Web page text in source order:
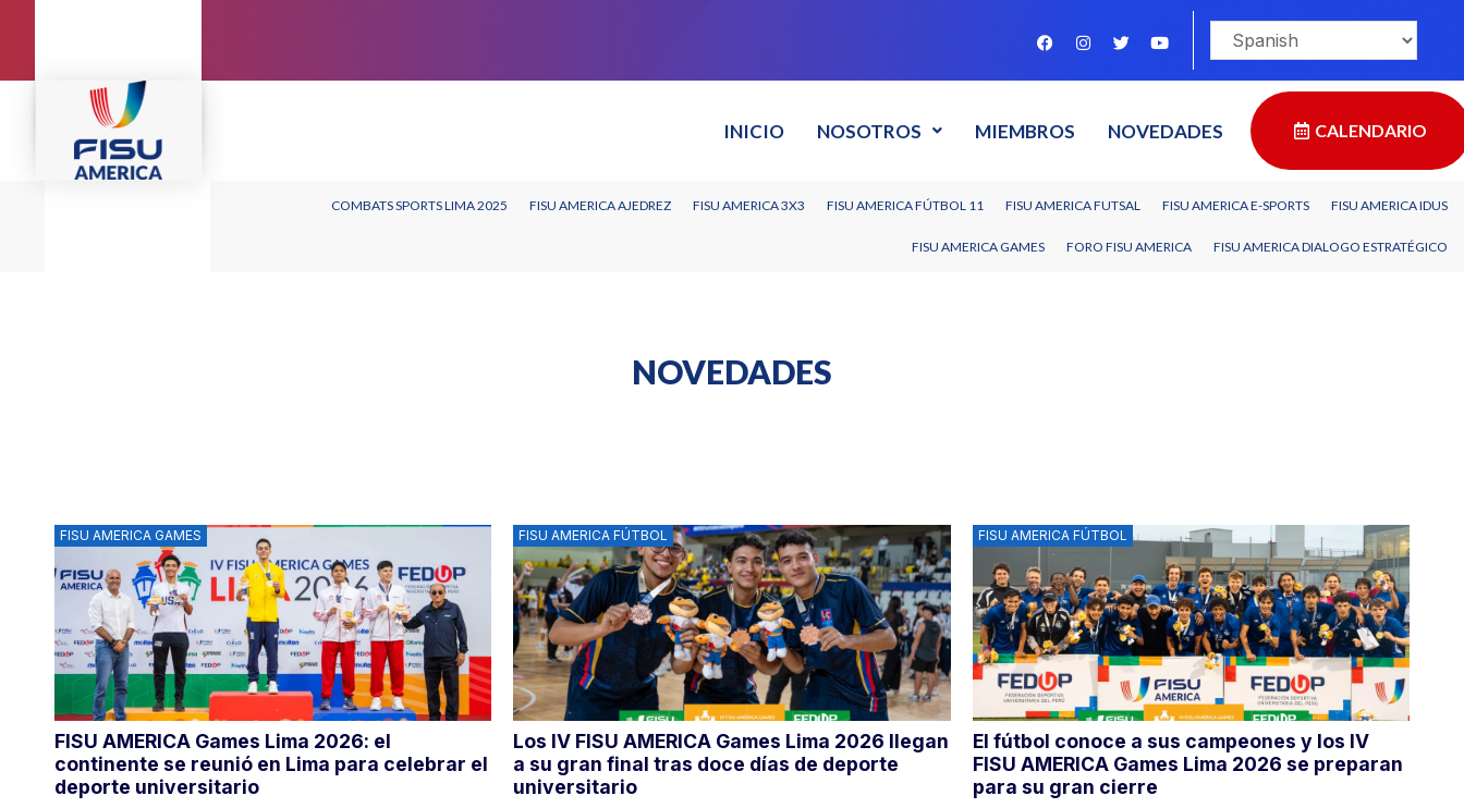
INICIO NOSOTROS MIEMBROS NOVEDADES CALENDARIO
COMBATS SPORTS LIMA 2025 FISU AMERICA AJEDREZ FISU AMERICA 3X3 FISU AMERICA FÚTBOL 11 FISU AMERICA FUTSAL FISU AMERICA E-SPORTS FISU AMERICA IDUS
FISU AMERICA GAMES FORO FISU AMERICA FISU AMERICA DIALOGO ESTRATÉGICO
NOVEDADES
FISU AMERICA GAMES
FISU AMERICA Games Lima 2026: el
continente se reunió en Lima para celebrar el
deporte universitario
FISU AMERICA FÚTBOL
Los IV FISU AMERICA Games Lima 2026 llegan
a su gran final tras doce días de deporte
universitario
FISU AMERICA FÚTBOL
El fútbol conoce a sus campeones y los IV
FISU AMERICA Games Lima 2026 se preparan
para su gran cierre